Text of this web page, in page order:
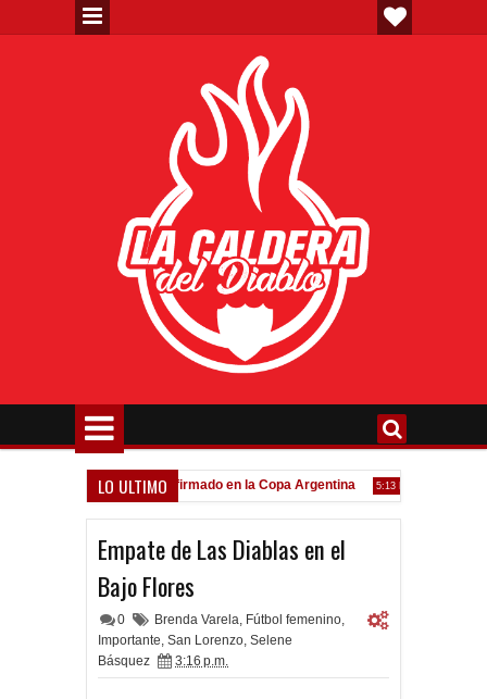
LO ULTIMO
Todo confirmado en la Copa Argentina 5:13 PM Goleada
Empate de Las Diablas en el
Bajo Flores
0 Brenda Varela, Fútbol femenino,
Importante, San Lorenzo, Selene
Básquez
3:16 p.m.